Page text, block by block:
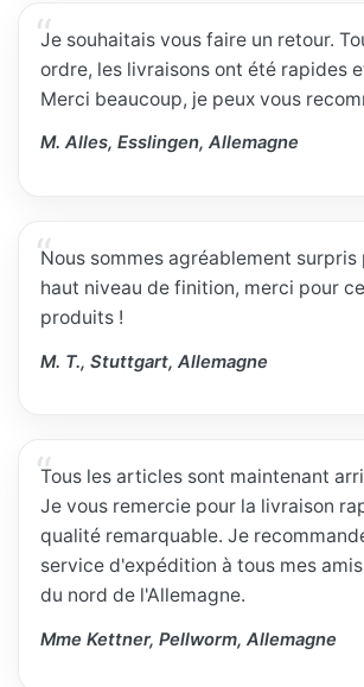
Je souhaitais vous faire un retour.
ordre, les livraisons ont été rapides
Merci beaucoup, je peux vous
M. Alles, Esslingen, Allemagne
Nous sommes agréablement surpris
haut niveau de finition, merci pour
produits !
M. T., Stuttgart, Allemagne
Tous les articles sont maintenant
Je vous remercie pour la livraison
qualité remarquable. Je
service d'expédition à tous mes
du nord de l'Allemagne.
Mme Kettner, Pellworm, Allemagne